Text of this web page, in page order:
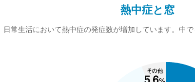
熱中症と窓
日常生活において熱中症の発症数が増加しています。中